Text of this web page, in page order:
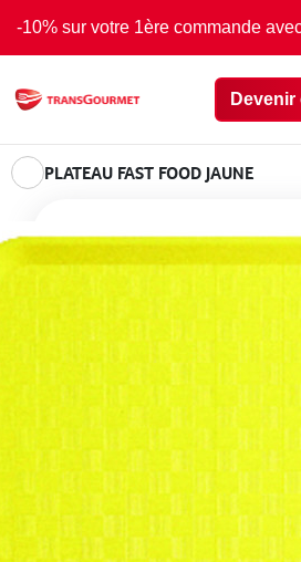
-10% sur votre 1ère commande
Devenir
PLATEAU FAST FOOD JAUNE